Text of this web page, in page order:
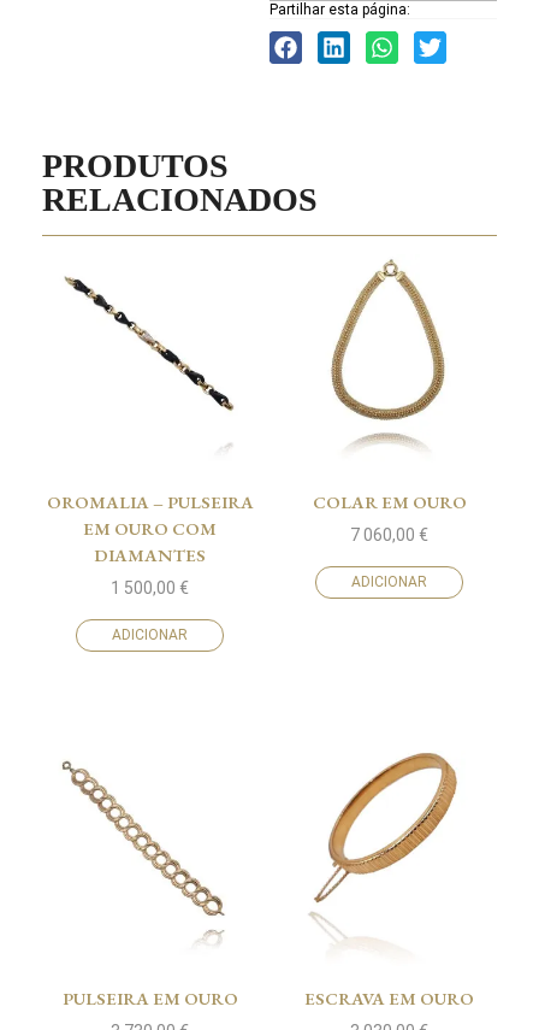
Partilhar esta página:
PRODUTOS
RELACIONADOS
OROMALIA – PULSEIRA
EM OURO COM
DIAMANTES
1 500,00 €
ADICIONAR
COLAR EM OURO
7 060,00 €
ADICIONAR
PULSEIRA EM OURO ESCRAVA EM OURO